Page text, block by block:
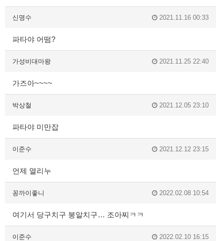
신명수 2021.11.16 00:33
파타야 어떰?
가성비대마왕 2021.11.25 22:40
가즈아~~~~
박상철 2021.12.05 23:10
파타야 미만잡
이준수 2021.12.12 23:15
언제 열리누
꽁까이좋니 2022.02.08 10:54
여기서 당구치구 붕알치구… 조아찌ㅋㅋ
이준수 2022.02.10 16:15